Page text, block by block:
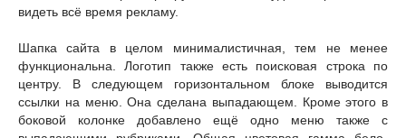
видеть всё время рекламу.
Шапка сайта в целом минималистичная, тем не менее
функциональна. Логотип также есть поисковая строка по
центру. В следующем горизонтальном блоке выводится
ссылки на меню. Она сделана выпадающем. Кроме этого в
боковой колонке добавлено ещё одно меню также с